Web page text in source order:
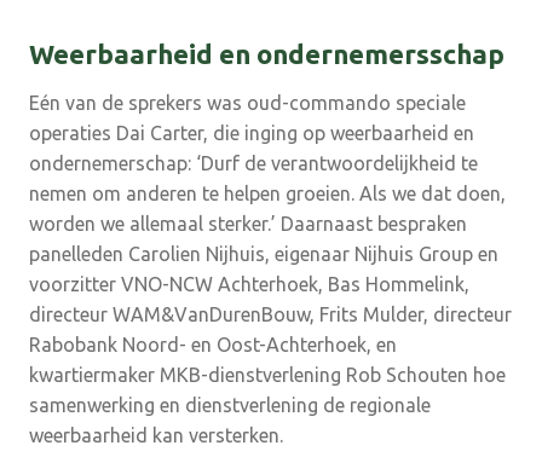
Weerbaarheid en ondernemersschap
Eén van de sprekers was oud-commando speciale
operaties Dai Carter, die inging op weerbaarheid en
ondernemerschap: ‘Durf de verantwoordelijkheid te
nemen om anderen te helpen groeien. Als we dat doen,
worden we allemaal sterker.’ Daarnaast bespraken
panelleden Carolien Nijhuis, eigenaar Nijhuis Group en
voorzitter VNO-NCW Achterhoek, Bas Hommelink,
directeur WAM&VanDurenBouw, Frits Mulder, directeur
Rabobank Noord- en Oost-Achterhoek, en
kwartiermaker MKB-dienstverlening Rob Schouten hoe
samenwerking en dienstverlening de regionale
weerbaarheid kan versterken.